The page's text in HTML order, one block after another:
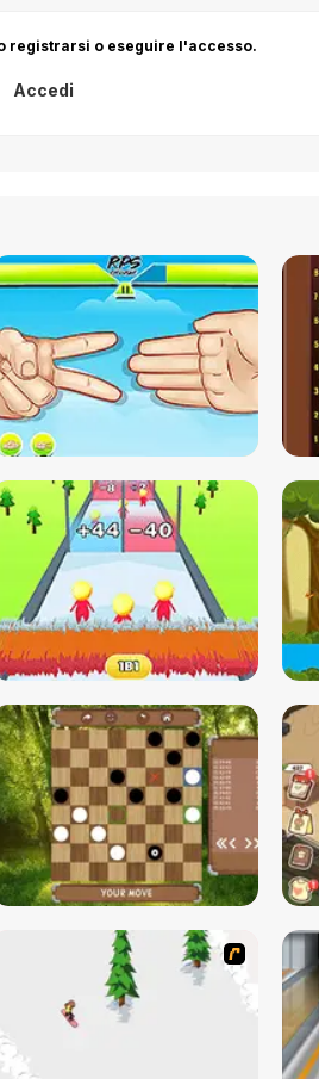
registrarsi o eseguire l'accesso.
Accedi